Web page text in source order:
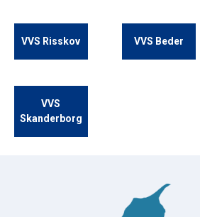
VVS Risskov VVS Beder
VVS
Skanderborg